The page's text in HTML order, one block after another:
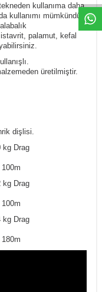
kullanıma daha
kullanımı mümkündür.
palamut, kefal
üretilmiştir.
dişlisi.
kg Drag
kg Drag
kg Drag